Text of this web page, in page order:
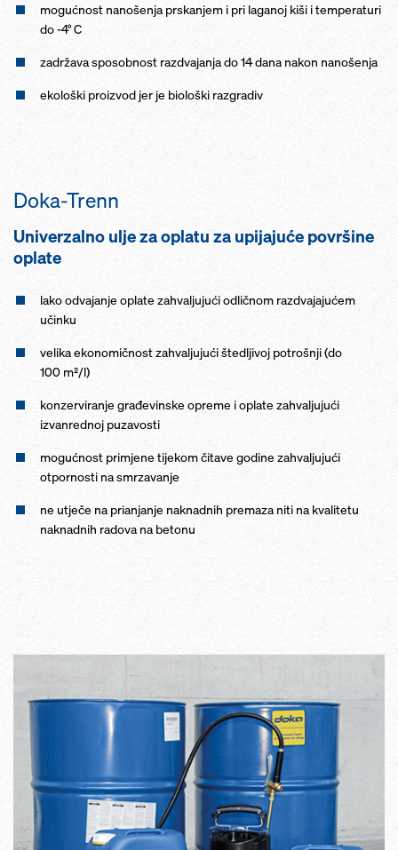
mogućnost nanošenja prskanjem i pri laganoj kiši i temperaturi
do -4° C
zadržava sposobnost razdvajanja do 14 dana nakon nanošenja
ekološki proizvod jer je biološki razgradiv
Doka-Trenn
Univerzalno ulje za oplatu za upijajuće površine
oplate
lako odvajanje oplate zahvaljujući odličnom razdvajajućem
učinku
velika ekonomičnost zahvaljujući štedljivoj potrošnji (do
100 m²/l)
konzerviranje građevinske opreme i oplate zahvaljujući
izvanrednoj puzavosti
mogućnost primjene tijekom čitave godine zahvaljujući
otpornosti na smrzavanje
ne utječe na prianjanje naknadnih premaza niti na kvalitetu
naknadnih radova na betonu